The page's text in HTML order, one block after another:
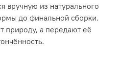
вручную из натурального
до финальной сборки.
природу, а передают её